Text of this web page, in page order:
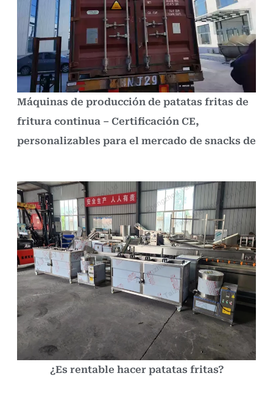
Máquinas de producción de patatas fritas de
fritura continua – Certificación CE,
personalizables para el mercado de snacks de
¿Es rentable hacer patatas fritas?